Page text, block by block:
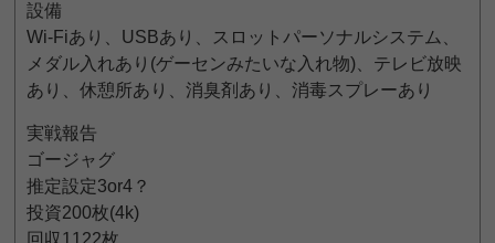
設備
Wi-Fiあり、USBあり、スロットパーソナルシステム、
メダル入れあり(ゲーセンみたいな入れ物)、テレビ放映
あり、休憩所あり、消臭剤あり、消毒スプレーあり
実戦報告
ゴージャグ
推定設定3or4？
投資200枚(4k)